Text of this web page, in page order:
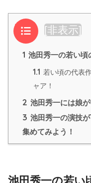
目次 [非表示]
1 池田秀一の若い頃
1.1 若い頃の代表
ャア！
2 池田秀一には娘が
3 池田秀一の演技
集めてみよう！